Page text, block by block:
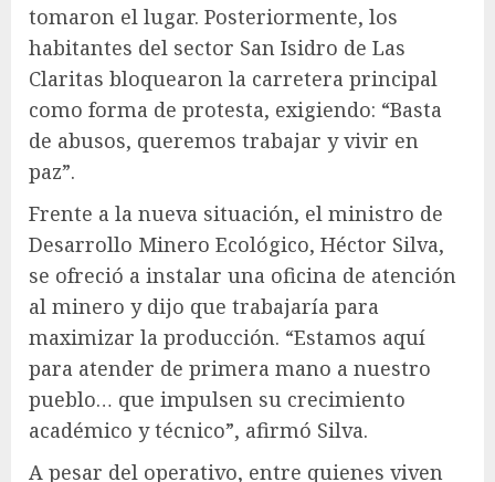
tomaron el lugar. Posteriormente, los
habitantes del sector San Isidro de Las
Claritas bloquearon la carretera principal
como forma de protesta, exigiendo: “Basta
de abusos, queremos trabajar y vivir en
paz”.
Frente a la nueva situación, el ministro de
Desarrollo Minero Ecológico, Héctor Silva,
se ofreció a instalar una oficina de atención
al minero y dijo que trabajaría para
maximizar la producción. “Estamos aquí
para atender de primera mano a nuestro
pueblo… que impulsen su crecimiento
académico y técnico”, afirmó Silva.
A pesar del operativo, entre quienes viven